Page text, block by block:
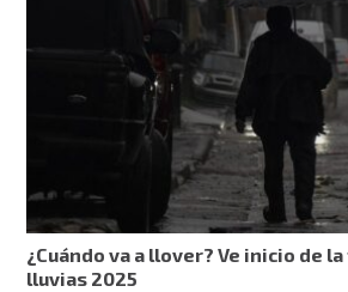
¿Cuándo va a llover? Ve inicio de
lluvias 2025